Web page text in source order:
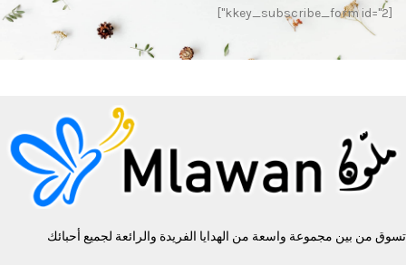
[kkey_subscribe_form id="2"]
تسوق من بين مجموعة واسعة من الهدايا الفريدة والرائعة لجميع أحبائك